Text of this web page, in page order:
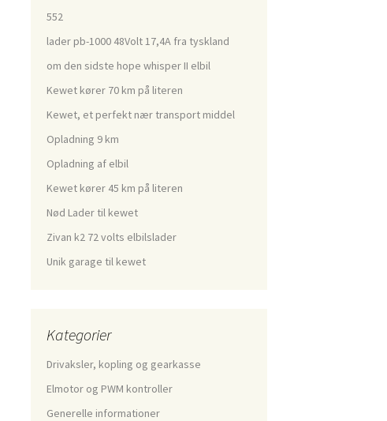
552
lader pb-1000 48Volt 17,4A fra tyskland
om den sidste hope whisper II elbil
Kewet kører 70 km på literen
Kewet, et perfekt nær transport middel
Opladning 9 km
Opladning af elbil
Kewet kører 45 km på literen
Nød Lader til kewet
Zivan k2 72 volts elbilslader
Unik garage til kewet
Kategorier
Drivaksler, kopling og gearkasse
Elmotor og PWM kontroller
Generelle informationer